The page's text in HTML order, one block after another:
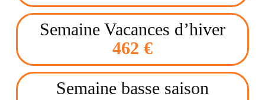
Semaine Vacances d’hiver
462 €
Semaine basse saison